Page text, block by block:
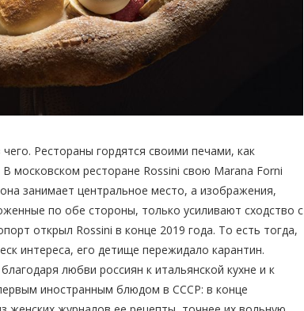
Рестораны гордятся своими печами, как
московском ресторане Rossini свою Marana Forni
занимает центральное место, а изображения,
по обе стороны, только усиливают сходство с
открыл Rossini в конце 2019 года. То есть тогда,
интереса, его детище пережидало карантин.
любви россиян к итальянской кухне и к
иностранным блюдом в СССР: в конце